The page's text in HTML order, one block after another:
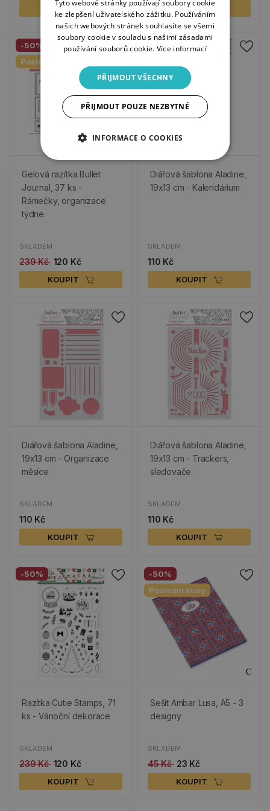
KOUPIT KOUPIT
-50%
Poslední kusy
Gelová razítka Bullet
Journal, 37 ks -
Rámečky, organizace
týdne
SKLADEM
239 Kč 120 Kč
KOUPIT
Diářová šablona Aladine,
19x13 cm - Kalendárium
SKLADEM
110 Kč
KOUPIT
Diářová šablona Aladine,
19x13 cm - Organizace
měsíce
SKLADEM
110 Kč
KOUPIT
Diářová šablona Aladine,
19x13 cm - Trackers,
sledovače
SKLADEM
110 Kč
KOUPIT
-50%
Razítka Cutie Stamps, 71
ks - Vánoční dekorace
SKLADEM
239 Kč 120 Kč
KOUPIT
-50%
Poslední kusy
Sešit Ambar Lusa, A5 - 3
designy
SKLADEM
45 Kč 23 Kč
KOUPIT
Tyto webové stránky používají soubory cookie
ke zlepšení uživatelského zážitku. Používáním
našich webových stránek souhlasíte se všemi
soubory cookie v souladu s našimi zásadami
používání souborů cookie. Více informací
PŘIJMOUT VŠECHNY
PŘIJMOUT POUZE NEZBYTNÉ
INFORMACE O COOKIES